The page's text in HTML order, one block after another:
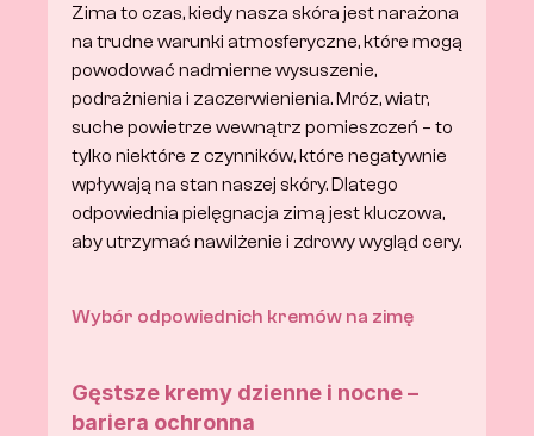
Zima to czas, kiedy nasza skóra jest narażona
na trudne warunki atmosferyczne, które mogą
powodować nadmierne wysuszenie,
podrażnienia i zaczerwienienia. Mróz, wiatr,
suche powietrze wewnątrz pomieszczeń – to
tylko niektóre z czynników, które negatywnie
wpływają na stan naszej skóry. Dlatego
odpowiednia pielęgnacja zimą jest kluczowa,
Wybór odpowiednich kremów na zimę
Gęstsze kremy dzienne i nocne –
bariera ochronna